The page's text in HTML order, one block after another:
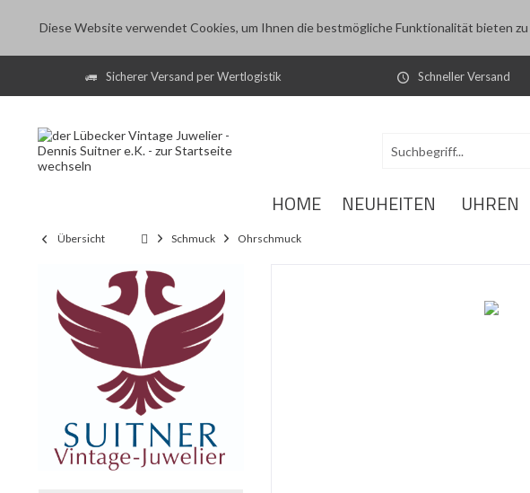
Diese Website verwendet Cookies, um Ihnen die bestmögliche Funktionalität bieten zu
Sicherer Versand per Wertlogistik Schneller Versand
HOME NEUHEITEN UHREN
Übersicht Schmuck Ohrschmuck